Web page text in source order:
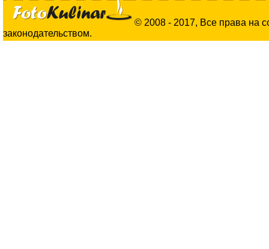
© 2008 - 2017, Все права на
законодательством.